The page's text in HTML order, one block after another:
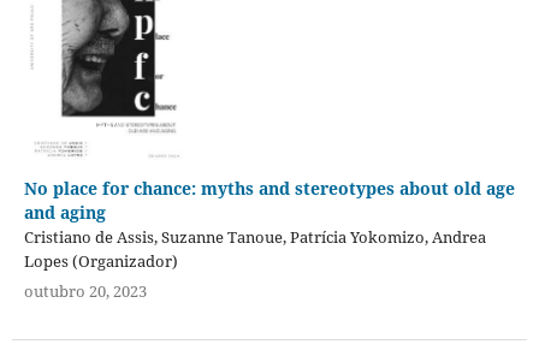
No place for chance: myths and stereotypes about old age
and aging
Cristiano de Assis, Suzanne Tanoue, Patrícia Yokomizo, Andrea
Lopes (Organizador)
outubro 20, 2023